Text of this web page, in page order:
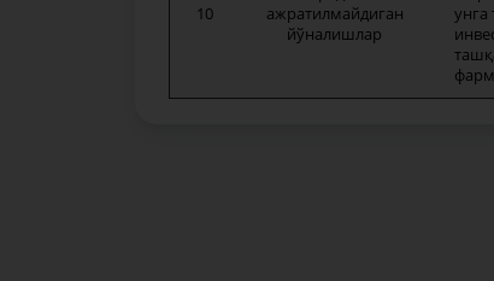
10
ажратилмайдиган
йўналишлар
унга